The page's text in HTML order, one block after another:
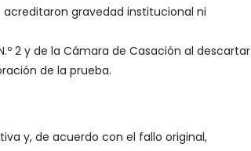
gravedad institucional ni
2 y de la Cámara de Casación al descartar
de la prueba.
y, de acuerdo con el fallo original,